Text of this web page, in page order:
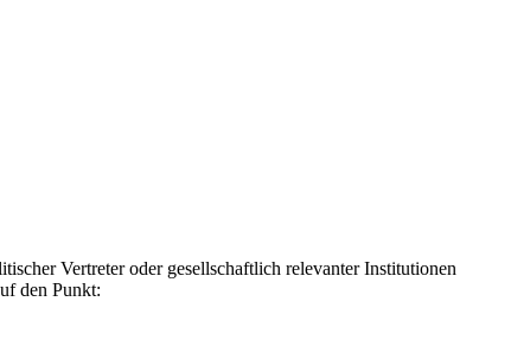
Vertreter oder gesellschaftlich relevanter Institutionen
den Punkt: